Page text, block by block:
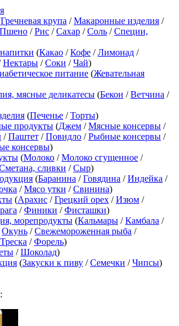
Гречневая крупа /Макаронные изделия /
Пшено /Рис /Сахар /Соль /Специи,
(Какао /Кофе /Лимонад /
Нектары /Соки /Чай)
питание (Жевательная
мясные деликатесы (Бекон /Ветчина /
(Печенье /Торты)
продукты (Джем /Мясные консервы /
/Паштет /Повидло /Рыбные консервы /
консервы)
(Молоко /Молоко сгущенное /
сливки /Сыр)
(Баранина /Говядина /Индейка /
/Мясо утки /Свинина)
(Арахис /Грецкий орех /Изюм /
/Финики /Фисташки)
морепродукты (Кальмары /Камбала /
Окунь /Свежемороженная рыба /
Треска /Форель)
/Шоколад)
(Закуски к пиву /Семечки /Чипсы)